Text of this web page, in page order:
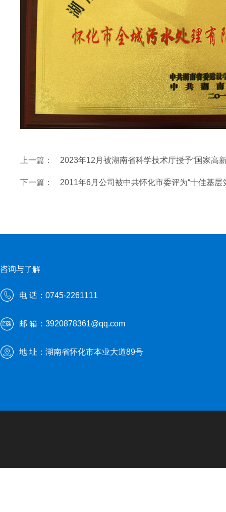
上一篇： 2023年12月被湖南省科学技术厅授予“国家高
下一篇： 2011年6月公司被中共怀化市委评为“十佳基层
咨询与了解
电 话：0745-2261111
邮 箱：3920878361@qq.com
地 址：湖南省怀化市本业大道89号